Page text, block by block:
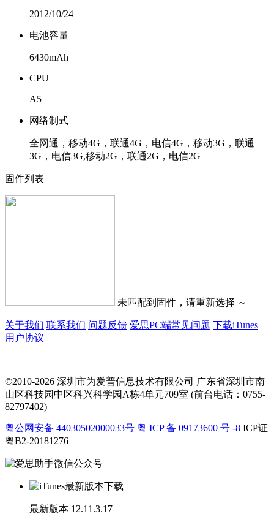
2012/10/24
电池容量
6430mAh
CPU
A5
网络制式
全网通，移动4G，联通4G，电信4G，移动3G，联通
3G，电信3G,移动2G，联通2G，电信2G
固件列表
未匹配到固件，请重新选择 ～
关于我们 联系我们 问题反馈 爱思PC端常见问题 下载iTunes
用户协议
©2010-2026 深圳市为爱普信息技术有限公司 广东省深圳市南
山区科技园中区科兴科学园A栋4单元709室 (前台电话：0755-
82797402)
粤公网安备 44030502000033号 粤 ICP 备 09173600 号 -8 ICP证
粤B2-20181276
最新版本 12.11.3.17